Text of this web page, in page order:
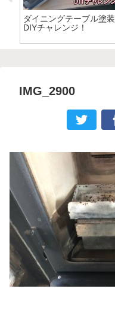
ダイニングテーブル塗装
DIYチャレンジ！
IMG_2900